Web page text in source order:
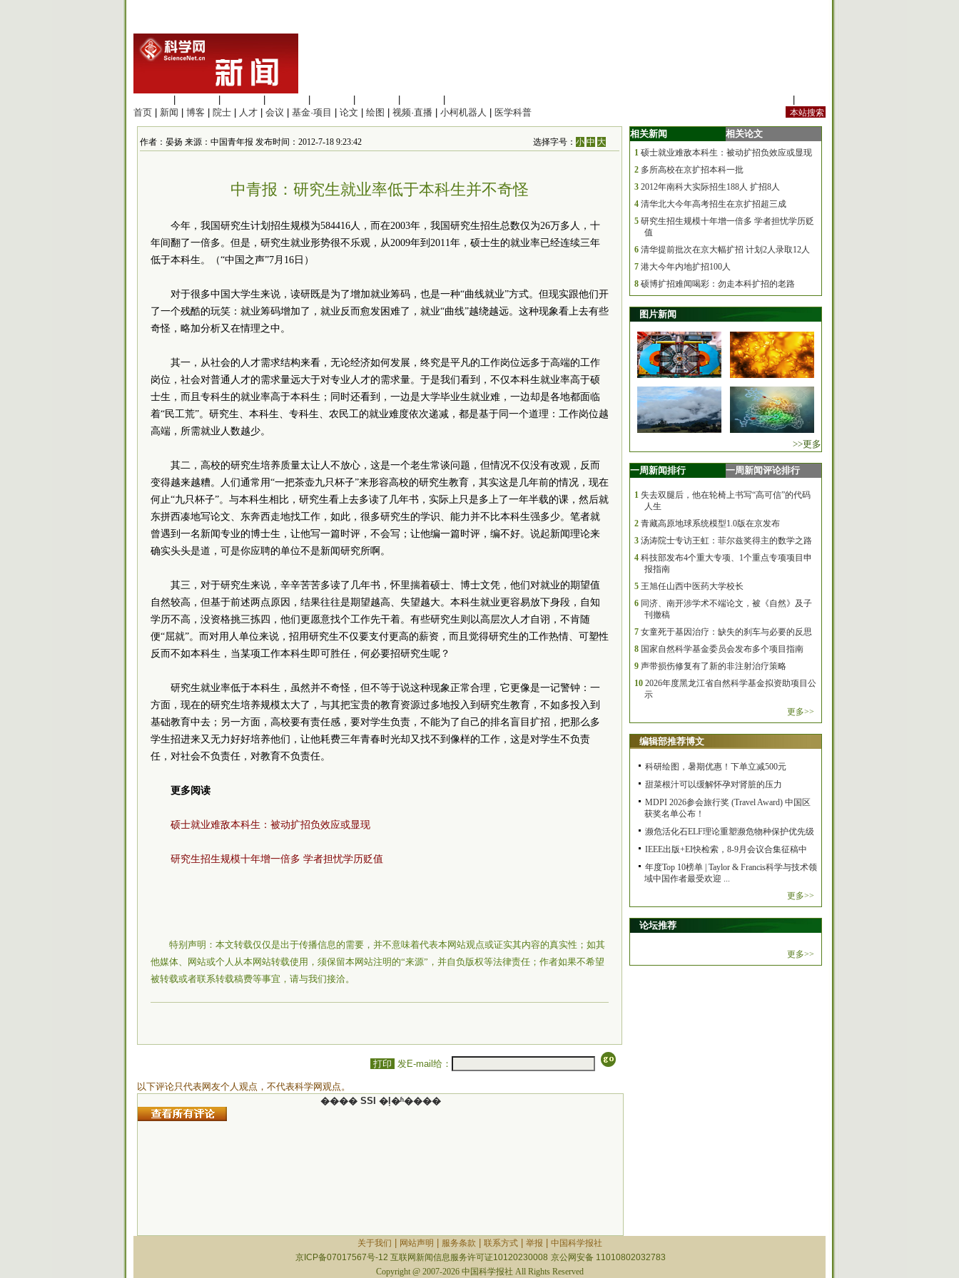
首页
新闻 博客 院士 人才 会议 基金·项目 论文 绘图 视频·直播 小柯机器人 医学科普
作者：晏扬 来源：中国青年报 发布时间：2012-7-18 9:23:42 选择字号：小 中 大
中青报：研究生就业率低于本科生并不奇怪
今年，我国研究生计划招生规模为584416人，而在2003年，我国研究生招生总数仅为26万多人，十
年间翻了一倍多。但是，研究生就业形势很不乐观，从2009年到2011年，硕士生的就业率已经连续三年
低于本科生。（“中国之声”7月16日）
对于很多中国大学生来说，读研既是为了增加就业筹码，也是一种“曲线就业”方式。但现实跟他们开
了一个残酷的玩笑：就业筹码增加了，就业反而愈发困难了，就业“曲线”越绕越远。这种现象看上去有些
奇怪，略加分析又在情理之中。
其一，从社会的人才需求结构来看，无论经济如何发展，终究是平凡的工作岗位远多于高端的工作
岗位，社会对普通人才的需求量远大于对专业人才的需求量。于是我们看到，不仅本科生就业率高于硕
士生，而且专科生的就业率高于本科生；同时还看到，一边是大学毕业生就业难，一边却是各地都面临
着“民工荒”。研究生、本科生、专科生、农民工的就业难度依次递减，都是基于同一个道理：工作岗位越
高端，所需就业人数越少。
其二，高校的研究生培养质量太让人不放心，这是一个老生常谈问题，但情况不仅没有改观，反而
变得越来越糟。人们通常用“一把茶壶九只杯子”来形容高校的研究生教育，其实这是几年前的情况，现在
何止“九只杯子”。与本科生相比，研究生看上去多读了几年书，实际上只是多上了一年半载的课，然后就
东拼西凑地写论文、东奔西走地找工作，如此，很多研究生的学识、能力并不比本科生强多少。笔者就
曾遇到一名新闻专业的博士生，让他写一篇时评，不会写；让他编一篇时评，编不好。说起新闻理论来
确实头头是道，可是你应聘的单位不是新闻研究所啊。
其三，对于研究生来说，辛辛苦苦多读了几年书，怀里揣着硕士、博士文凭，他们对就业的期望值
自然较高，但基于前述两点原因，结果往往是期望越高、失望越大。本科生就业更容易放下身段，自知
学历不高，没资格挑三拣四，他们更愿意找个工作先干着。有些研究生则以高层次人才自诩，不肯随
便“屈就”。而对用人单位来说，招用研究生不仅要支付更高的薪资，而且觉得研究生的工作热情、可塑性
反而不如本科生，当某项工作本科生即可胜任，何必要招研究生呢？
研究生就业率低于本科生，虽然并不奇怪，但不等于说这种现象正常合理，它更像是一记警钟：一
方面，现在的研究生培养规模太大了，与其把宝贵的教育资源过多地投入到研究生教育，不如多投入到
基础教育中去；另一方面，高校要有责任感，要对学生负责，不能为了自己的排名盲目扩招，把那么多
学生招进来又无力好好培养他们，让他耗费三年青春时光却又找不到像样的工作，这是对学生不负责
任，对社会不负责任，对教育不负责任。
更多阅读
硕士就业难敌本科生：被动扩招负效应或显现
研究生招生规模十年增一倍多 学者担忧学历贬值
特别声明：本文转载仅仅是出于传播信息的需要，并不意味着代表本网站观点或证实其内容的真实性；如其
他媒体、网站或个人从本网站转载使用，须保留本网站注明的“来源”，并自负版权等法律责任；作者如果不希望
被转载或者联系转载稿费等事宜，请与我们接洽。
打印 发E-mail给：
以下评论只代表网友个人观点，不代表科学网观点。
���� SSI �ļ�ʱ����
相关新闻 相关论文
1 硕士就业难敌本科生：被动扩招负效应或显现
2 多所高校在京扩招本科一批
3 2012年南科大实际招生188人 扩招8人
4 清华北大今年高考招生在京扩招超三成
5 研究生招生规模十年增一倍多 学者担忧学历贬
值
6 清华提前批次在京大幅扩招 计划2人录取12人
7 港大今年内地扩招100人
8 硕博扩招难闻喝彩：勿走本科扩招的老路
图片新闻
>>更多
一周新闻排行 一周新闻评论排行
1 失去双腿后，他在轮椅上书写“高可信”的代码
人生
2 青藏高原地球系统模型1.0版在京发布
3 汤涛院士专访王虹：菲尔兹奖得主的数学之路
4 科技部发布4个重大专项、1个重点专项项目申
报指南
5 王旭任山西中医药大学校长
6 同济、南开涉学术不端论文，被《自然》及子
刊撤稿
7 女童死于基因治疗：缺失的刹车与必要的反思
8 国家自然科学基金委员会发布多个项目指南
9 声带损伤修复有了新的非注射治疗策略
10 2026年度黑龙江省自然科学基金拟资助项目公
示
更多>>
编辑部推荐博文
科研绘图，暑期优惠！下单立减500元
甜菜根汁可以缓解怀孕对肾脏的压力
MDPI 2026参会旅行奖 (Travel Award) 中国区
获奖名单公布！
濒危活化石ELF理论重塑濒危物种保护优先级
IEEE出版+EI快检索，8-9月会议合集征稿中
年度Top 10榜单 | Taylor & Francis科学与技术领
域中国作者最受欢迎 ...
更多>>
论坛推荐
更多>>
关于我们 网站声明 服务条款 联系方式| 举报
中国科学报社
京ICP备07017567号-12 互联网新闻信息服务许可证10120230008 京公网安备 11010802032783
Copyright @ 2007-2026 中国科学报社 All Rights Reserved